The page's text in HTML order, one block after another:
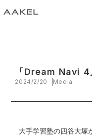
「Dream Navi 4
2024/2/20 Media
大手学習塾の四谷大塚